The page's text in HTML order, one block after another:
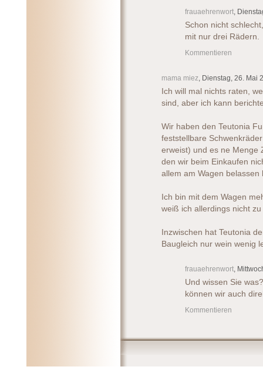
frauaehrenwort,
Schon nicht
mit nur drei Rädern.
Kommentieren
mama miez, Dienstag, 26. Mai
Ich will mal nichts raten,
sind, aber ich kann
Wir haben den Teutonia
feststellbare
erweist) und es ne Menge
den wir beim Einkaufen
allem am Wagen belassen
Ich bin mit dem Wagen
weiß ich allerdings nicht
Inzwischen hat Teutonia
Baugleich nur wein wenig
frauaehrenwort,
Und wissen Sie
können wir auch
Kommentieren